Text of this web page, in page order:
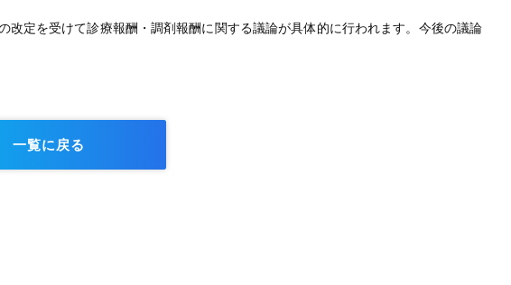
定を受けて診療報酬・調剤報酬に関する議論が具体的に行われます。今後の議論
一覧に戻る